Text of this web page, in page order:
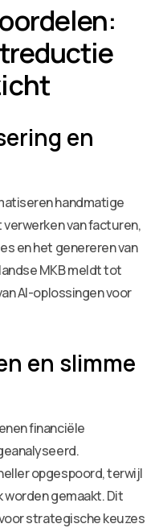
en
handmatige
van facturen,
en het genereren van
MKB meldt tot
AI-oplossingen voor
en slimme
financiële
opgespoord, terwijl
gemaakt. Dit
strategische keuzes